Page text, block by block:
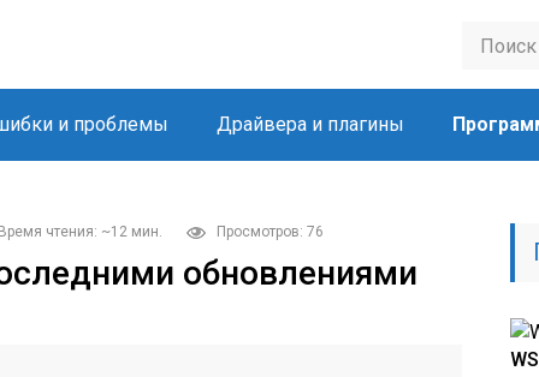
и проблемы Драйвера и плагины
чтения: ~12 мин. Просмотров: 76
обновлениями